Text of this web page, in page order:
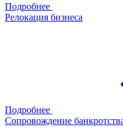
Подробнее
Релокация бизнеса
Подробнее
Сопровождение